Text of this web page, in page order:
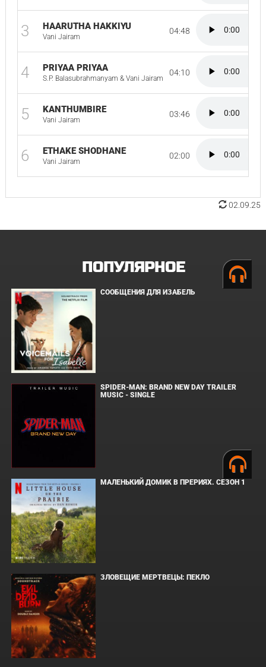
3 HAARUTHA HAKKIYU
Vani Jairam
04:48
4 PRIYAA PRIYAA
S.P. Balasubrahmanyam & Vani Jairam
04:10
5 KANTHUMBIRE
Vani Jairam
03:46
6 ETHAKE SHODHANE
Vani Jairam
02:00
02.09.25
ПОПУЛЯРНОЕ
СООБЩЕНИЯ ДЛЯ ИЗАБЕЛЬ
SPIDER-MAN: BRAND NEW DAY TRAILER
MUSIC - SINGLE
МАЛЕНЬКИЙ ДОМИК В ПРЕРИЯХ. СЕЗОН 1
ЗЛОВЕЩИЕ МЕРТВЕЦЫ: ПЕКЛО